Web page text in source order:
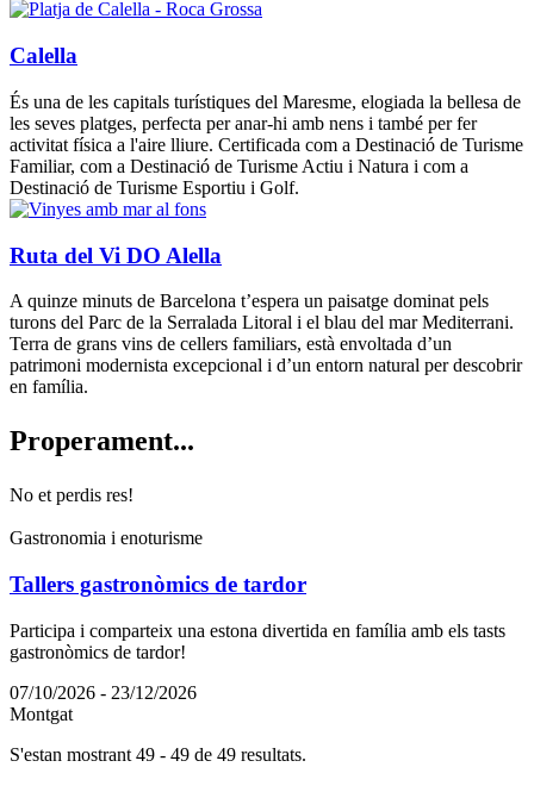
Calella
És una de les capitals turístiques del Maresme, elogiada la bellesa de
les seves platges, perfecta per anar-hi amb nens i també per fer
activitat física a l'aire lliure. Certificada com a Destinació de Turisme
Familiar, com a Destinació de Turisme Actiu i Natura i com a
Destinació de Turisme Esportiu i Golf.
Ruta del Vi DO Alella
A quinze minuts de Barcelona t’espera un paisatge dominat pels
turons del Parc de la Serralada Litoral i el blau del mar Mediterrani.
Terra de grans vins de cellers familiars, està envoltada d’un
patrimoni modernista excepcional i d’un entorn natural per descobrir
en família.
Properament...
No et perdis res!
Gastronomia i enoturisme
Tallers gastronòmics de tardor
Participa i comparteix una estona divertida en família amb els tasts
gastronòmics de tardor!
07/10/2026 - 23/12/2026
Montgat
S'estan mostrant 49 - 49 de 49 resultats.